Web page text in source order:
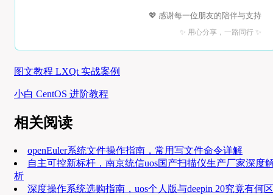
💖 感谢每一位朋友的陪伴与支持
✨ 用心分享，一路同行 ✨
图文教程 LXQt 实战案例
小白 CentOS 进阶教程
相关阅读
openEuler系统文件操作指南，常用写文件命令详解
自主可控新标杆，南京统信uos国产扫描仪生产厂家深度
析
深度操作系统选购指南，uos个人版与deepin 20究竟有何区